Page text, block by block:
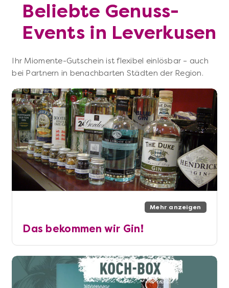
Beliebte Genuss-
Events in Leverkusen
Ihr Miomente-Gutschein ist flexibel einlösbar – auch
bei Partnern in benachbarten Städten der Region.
Mehr anzeigen
Das bekommen wir Gin!